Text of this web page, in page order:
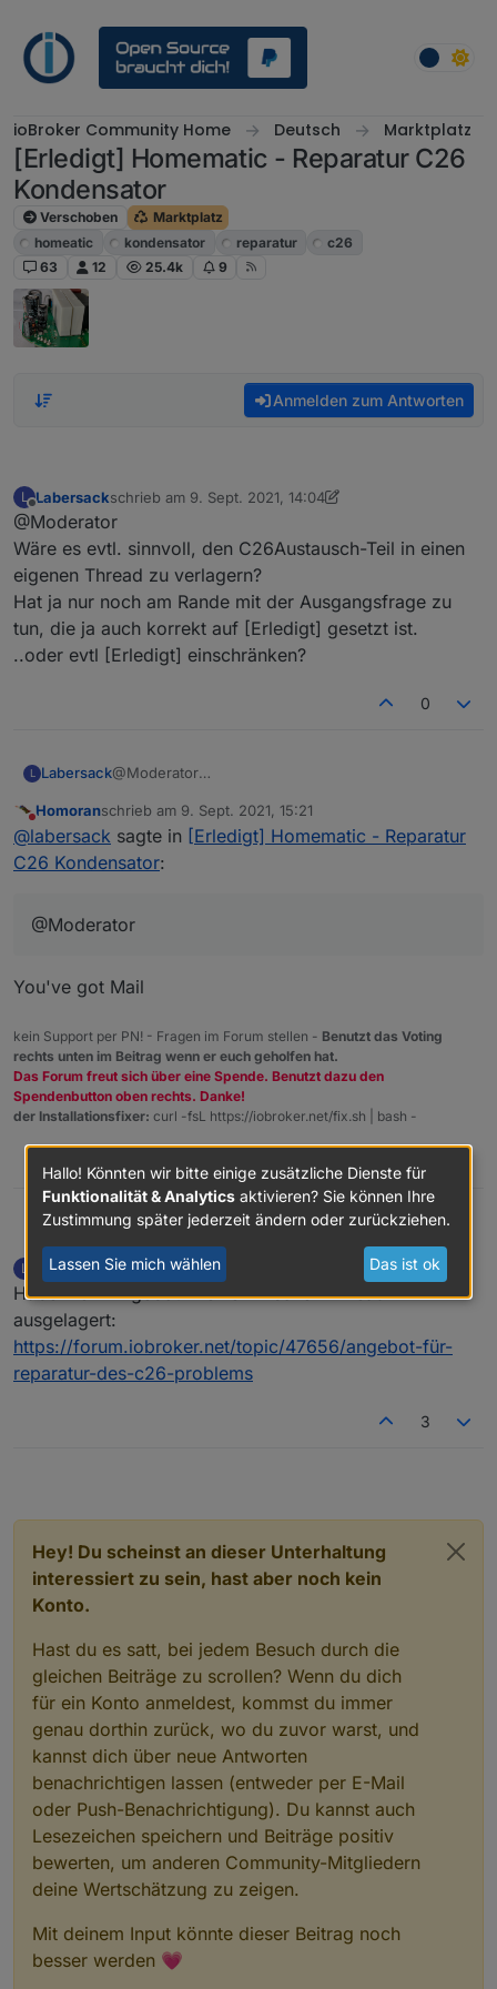
ioBroker Community Home Deutsch Marktplatz
[Erledigt] Homematic - Reparatur C26
Kondensator
Verschoben
Marktplatz
homeatic
kondensator reparatur
c26
63
12 25.4k 9
Anmelden zum Antworten
L
Offline
Labersackschrieb am 9. Sept. 2021, 14:04
zuletzt editiert von Labersack9. Sept. 2021, 20:08
@Moderator
Wäre es evtl. sinnvoll, den C26Austausch-Teil in einen
eigenen Thread zu verlagern?
Hat ja nur noch am Rande mit der Ausgangsfrage zu
tun, die ja auch korrekt auf [Erledigt] gesetzt ist.
..oder evtl [Erledigt] einschränken?
0
L Labersack@Moderator
einen eigenen Thread zu verlagern?
Hat ja nur noch am Rande mit der Ausgangsfrage zu
tun, die ja auch korrekt auf [Erledigt] gesetzt ist.
Nicht stören
Homoranschrieb am 9. Sept. 2021, 15:21
zuletzt editiert von
@labersack sagte in [Erledigt] Homematic - Reparatur
C26 Kondensator:
@Moderator
You've got Mail
kein Support per PN! - Fragen im Forum stellen - Benutzt das Voting
rechts unten im Beitrag wenn er euch geholfen hat.
Das Forum freut sich über eine Spende. Benutzt dazu den
Spendenbutton oben rechts. Danke!
der Installationsfixer: curl -fsL https://iobroker.net/fix.sh | bash -
Homoran@labersack sagte in[Erledigt] Homematic -
Reparatur C26 Kondensator
You've got Mail
L
Offline
Labersackschrieb am9. Sept. 2021, 17:16
zuletzt editiert von Labersack 9. Nov. 2021, 10:50
Habe mein Angebot in einen frischen Thread
ausgelagert:
https://forum.iobroker.net/topic/47656/angebot-für-
reparatur-des-c26-problems
3
Hey! Du scheinst an dieser Unterhaltung
interessiert zu sein, hast aber noch kein
Konto.
Hast du es satt, bei jedem Besuch durch die
gleichen Beiträge zu scrollen? Wenn du dich
für ein Konto anmeldest, kommst du immer
genau dorthin zurück, wo du zuvor warst, und
kannst dich über neue Antworten
benachrichtigen lassen (entweder per E-Mail
oder Push-Benachrichtigung). Du kannst auch
Lesezeichen speichern und Beiträge positiv
bewerten, um anderen Community-Mitgliedern
deine Wertschätzung zu zeigen.
Mit deinem Input könnte dieser Beitrag noch
besser werden 💗
Hallo! Könnten wir bitte einige zusätzliche Dienste für
Funktionalität & Analytics aktivieren? Sie können Ihre
Zustimmung später jederzeit ändern oder zurückziehen.
Lassen Sie mich wählen Das ist ok